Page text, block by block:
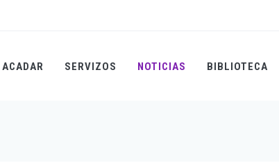
ACADAR SERVIZOS NOTICIAS BIBLIOTECA